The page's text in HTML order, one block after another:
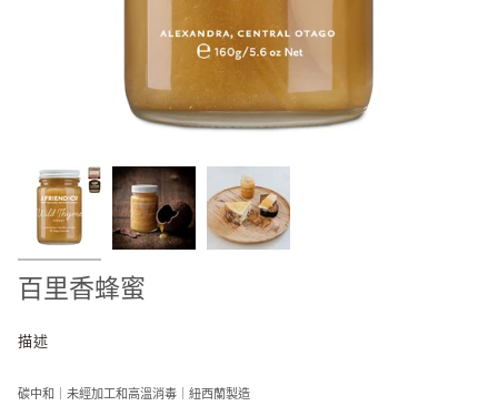
百里香蜂蜜
描述
碳中和｜未經加工和高溫消毒｜紐西蘭製造